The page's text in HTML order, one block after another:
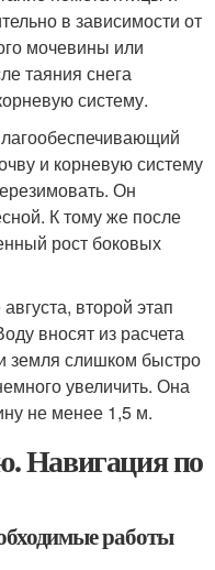
в зависимости от
мочевины или
таяния снега
систему.
и корневую систему
Он
К тому же после
рост боковых
второй этап
вносят из расчета
земля слишком быстро
увеличить. Она
не менее 1,5 м.
Навигация по
работы